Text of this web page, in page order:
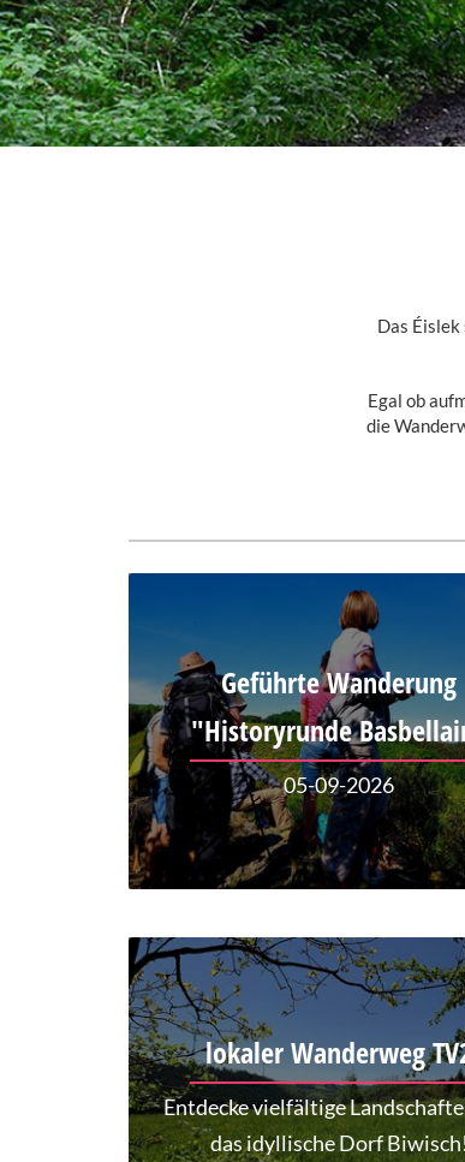
Das
Egal ob
die
Geführte Wanderung
"Historyrunde
05-09-2026
lokaler Wanderweg
Entdecke vielfältige
das idyllische Dorf